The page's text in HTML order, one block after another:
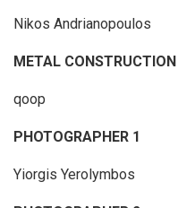
Nikos Andrianopoulos
METAL CONSTRUCTION
qoop
PHOTOGRAPHER 1
Yiorgis Yerolymbos